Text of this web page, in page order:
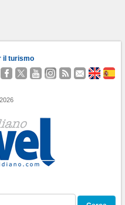
il turismo
SeguiciSeguiGuardaciSeguiciSeguiContattaci
About